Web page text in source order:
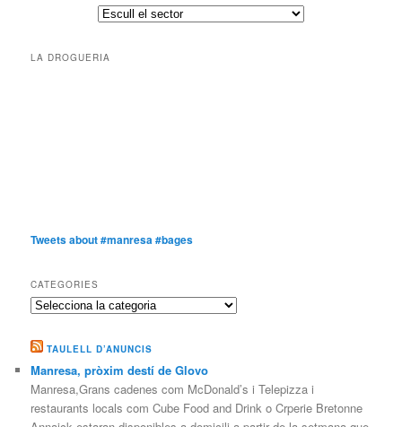
LA DROGUERIA
Tweets about #manresa #bages
CATEGORIES
Categories
TAULELL D’ANUNCIS
Manresa, pròxim destí de Glovo
Manresa,Grans cadenes com McDonald’s i Telepizza i
restaurants locals com Cube Food and Drink o Crperie Bretonne